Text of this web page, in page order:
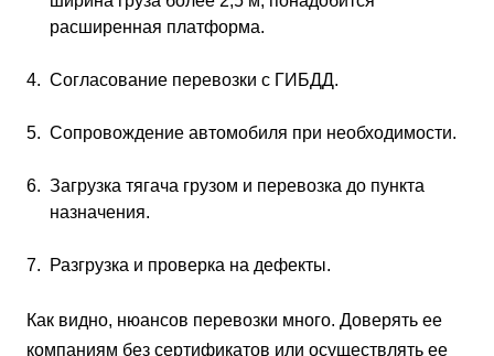
расширенная платформа.
Согласование перевозки с ГИБДД.
Сопровождение автомобиля при необходимости.
Загрузка тягача грузом и перевозка до пункта
назначения.
Разгрузка и проверка на дефекты.
Как видно, нюансов перевозки много. Доверять ее
компаниям без сертификатов или осуществлять ее